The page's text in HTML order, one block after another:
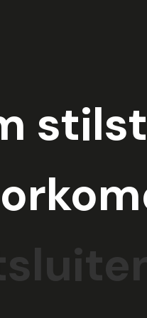
stilst
orkom
sluite